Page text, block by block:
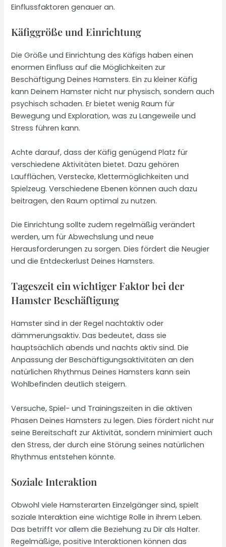
Einflussfaktoren genauer an.
Käfiggröße und Einrichtung
Die Größe und Einrichtung des Käfigs haben einen
enormen Einfluss auf die Möglichkeiten zur
Beschäftigung Deines Hamsters. Ein zu kleiner Käfig
kann Deinem Hamster nicht nur physisch, sondern auch
psychisch schaden. Er bietet wenig Raum für
Bewegung und Exploration, was zu Langeweile und
Stress führen kann.
Achte darauf, dass der Käfig genügend Platz für
verschiedene Aktivitäten bietet. Dazu gehören
Laufflächen, Verstecke, Klettermöglichkeiten und
Spielzeug. Verschiedene Ebenen können auch dazu
beitragen, den Raum optimal zu nutzen.
Die Einrichtung sollte zudem regelmäßig verändert
werden, um für Abwechslung und neue
Herausforderungen zu sorgen. Dies fördert die Neugier
und die Entdeckerlust Deines Hamsters.
Tageszeit ein wichtiger Faktor bei der
Hamster Beschäftigung
Hamster sind in der Regel nachtaktiv oder
dämmerungsaktiv. Das bedeutet, dass sie
hauptsächlich abends und nachts aktiv sind. Die
Anpassung der Beschäftigungsaktivitäten an den
natürlichen Rhythmus Deines Hamsters kann sein
Wohlbefinden deutlich steigern.
Versuche, Spiel- und Trainingszeiten in die aktiven
Phasen Deines Hamsters zu legen. Dies fördert nicht nur
seine Bereitschaft zur Aktivität, sondern minimiert auch
den Stress, der durch eine Störung seines natürlichen
Rhythmus entstehen könnte.
Soziale Interaktion
Obwohl viele Hamsterarten Einzelgänger sind, spielt
soziale Interaktion eine wichtige Rolle in ihrem Leben.
Das betrifft vor allem die Beziehung zu Dir als Halter.
Regelmäßige, positive Interaktionen können das